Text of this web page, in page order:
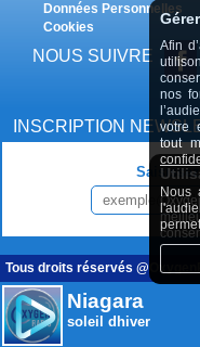
RETROUVER TOUS
Niagara
soleil dhiver
Données Personnelles
Cookies
NOUS SUIVRE
INSCRIPTION
Tous droits réservés
Afin
nos
votre
tout
Nous